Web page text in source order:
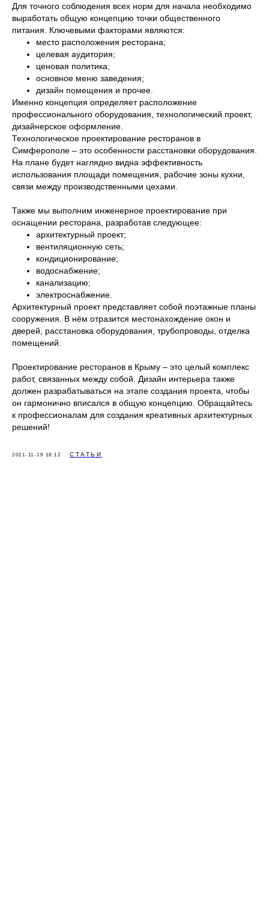
Для точного соблюдения всех норм для начала необходимо
выработать общую концепцию точки общественного
питания. Ключевыми факторами являются:
место расположения ресторана;
целевая аудитория;
ценовая политика;
основное меню заведения;
дизайн помещения и прочее.
Именно концепция определяет расположение
профессионального оборудования, технологический проект,
дизайнерское оформление.
Технологическое проектирование ресторанов в
Симферополе – это особенности расстановки оборудования.
На плане будет наглядно видна эффективность
использования площади помещения, рабочие зоны кухни,
связи между производственными цехами.
Также мы выполним инженерное проектирование при
оснащении ресторана, разработав следующее:
архитектурный проект;
вентиляционную сеть;
кондиционирование;
водоснабжение;
канализацию;
электроснабжение.
Архитектурный проект представляет собой поэтажные планы
сооружения. В нём отразится местонахождение окон и
дверей, расстановка оборудования, трубопроводы, отделка
помещений.
Проектирование ресторанов в Крыму – это целый комплекс
работ, связанных между собой. Дизайн интерьера также
должен разрабатываться на этапе создания проекта, чтобы
он гармонично вписался в общую концепцию. Обращайтесь
к профессионалам для создания креативных архитектурных
решений!
2021-11-19 18:12 СТАТЬИ